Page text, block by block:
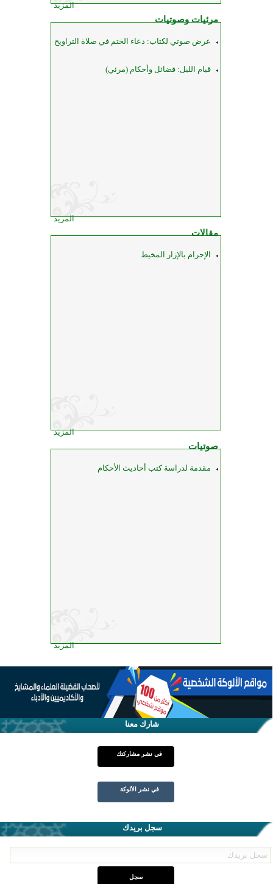
المزيد
مرئيات وصوتيات
عرض صوتي لكتاب: دعاء الختم في صلاة التراويح
قيام الليل: فضائل وأحكام (مرئي)
المزيد
مقالات
الإحرام بالإزار المخيط
المزيد
صوتيات
مقدمة لدراسة كتب أحاديث الأحكام
المزيد
شارك معنا
في نشر مشاركتك
في نشر الألوكة
سجل بريدك